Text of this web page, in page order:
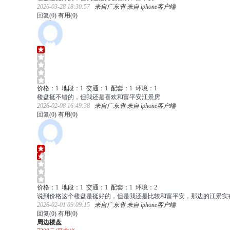
2026-03-28 18:30:57
来自广东省 来自 iphone客户端
回复(0) 有用(0)
价格：1 地段：1 交通：1 配套：1 环境：1
楼盘挺不错的，但我还是喜欢和富平安江景房
2026-02-08 16:49:38
来自广东省 来自 iphone客户端
回复(0) 有用(0)
价格：1 地段：1 交通：1 配套：1 环境：2
说到价格这个楼盘是挺好的，但是我还是比较和富平安，那边的江景实
2026-02-01 09:09:15
来自广东省 来自 iphone客户端
回复(0) 有用(0)
周边楼盘